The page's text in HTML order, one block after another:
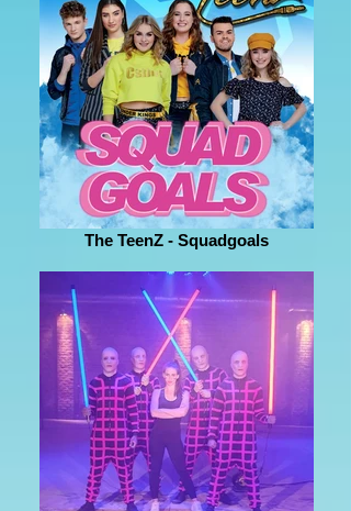
The TeenZ - Squadgoals